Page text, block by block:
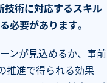
技術に対応するスキル
必要があります。
ンが見込めるか、事前
推進で得られる効果